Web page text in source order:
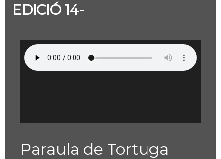
EN DIRECTE!
EDICIÓ 14-
Paraula de Tortuga